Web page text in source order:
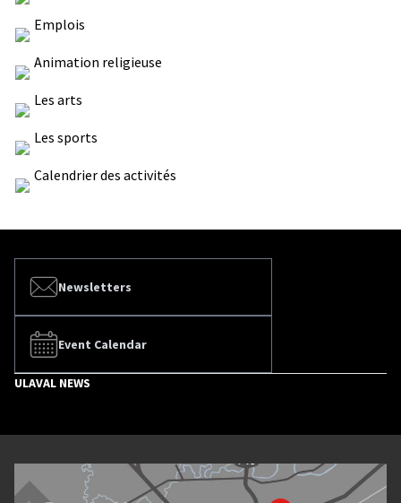
Emplois
Animation religieuse
Les arts
Les sports
Calendrier des activités
Newsletters
Event Calendar
ULAVAL NEWS